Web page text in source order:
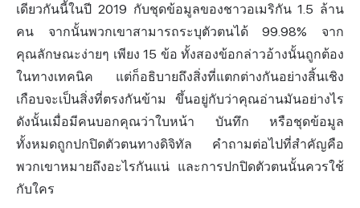
เดียวกันนี้ในปี 2019 กับชุดข้อมูลของชาวอเมริกัน 1.5 ล้าน
คน จากนั้นพวกเขาสามารถระบุตัวตนได้ 99.98% จาก
คุณลักษณะง่ายๆ เพียง 15 ข้อ ทั้งสองข้อกล่าวอ้างนั้นถูกต้อง
ในทางเทคนิค แต่ก็อธิบายถึงสิ่งที่แตกต่างกันอย่างสิ้นเชิง
เกือบจะเป็นสิ่งที่ตรงกันข้าม ขึ้นอยู่กับว่าคุณอ่านมันอย่างไร
ดังนั้นเมื่อมีคนบอกคุณว่าใบหน้า บันทึก หรือชุดข้อมูล
ทั้งหมดถูกปกปิดตัวตนทางดิจิทัล คำถามต่อไปที่สำคัญคือ
พวกเขาหมายถึงอะไรกันแน่ และการปกปิดตัวตนนั้นควรใช้
กับใคร